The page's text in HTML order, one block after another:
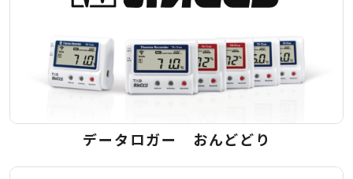
データロガー おんどどり